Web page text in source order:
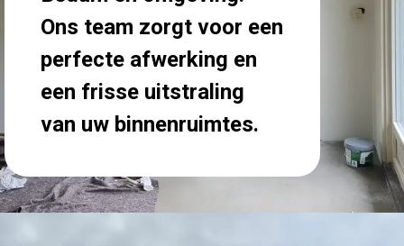
Ons team zorgt voor een
perfecte afwerking en
een frisse uitstraling
van uw binnenruimtes.